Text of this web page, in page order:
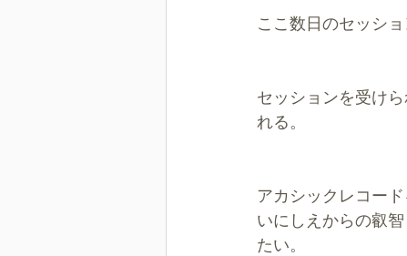
ここ数日のセッショ
セッションを受け
れる。
アカシックレコー
いにしえからの叡
たい。